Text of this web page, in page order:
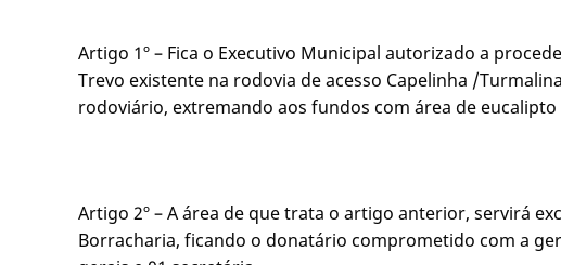
Artigo 1º – Fica o Executivo Municipal autorizado a
Trevo existente na rodovia de acesso Capelinha /
rodoviário, extremando aos fundos com área de eucalipto
Artigo 2º – A área de que trata o artigo anterior, servirá
Borracharia, ficando o donatário comprometido com a